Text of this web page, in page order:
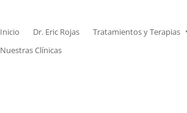
Inicio Dr. Eric Rojas Tratamientos y Terapias
Nuestras Clínicas